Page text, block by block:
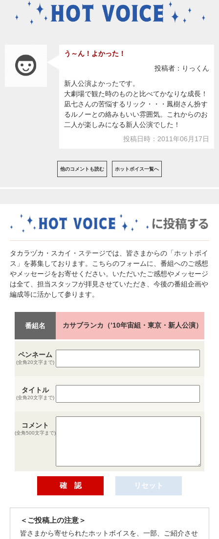
う～ん！よかった！
投稿者：りっくん
新人公演よかったです。
大劇場で観た時のものと比べてかなりな成長！
凪七さんの苦悩するリック・・・鳳樹さん扮す
るルノーとの絡みもいい雰囲気。これからのお
二人が楽しみになる新人公演でした！
投稿日時：2011年06月17日
他のコメントも読む ホットボイス一覧へ
タカラヅカ・スカイ・ステージでは、皆さまからの「ホットボイ
ス」を募集しております。こちらのフォームに、番組へのご感想
やメッセージをお寄せください。いただいたご感想やメッセージ
は全て、担当スタッフが拝見させていただき、今後の番組企画や
編成等に活かして参ります。
番組名 カサブランカ（’10年宙組・東京・新人公演）
ペンネーム
(全角20文字まで)
タイトル
(全角20文字まで)
コメント
(全角500文字まで)
＜ご投稿上の注意＞
皆さまから寄せられたホットボイスを、一部、ご紹介させ